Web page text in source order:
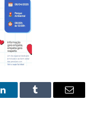
LinkedInTumblr Email